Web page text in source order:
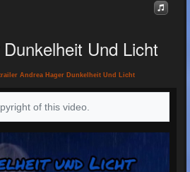
Und Licht
Andrea Hager Dunkelheit Und Licht
of this video.